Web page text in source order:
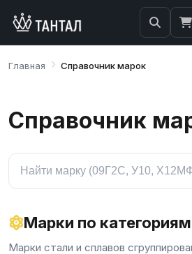
Главная Справочник марок
Справочник
Марки по категориям
Марки стали и сплавов